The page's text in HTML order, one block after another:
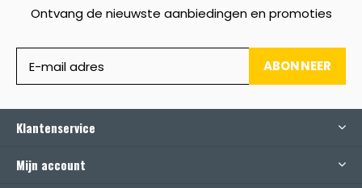
Ontvang de nieuwste aanbiedingen en promoties
ABONNEER
Klantenservice
Mijn account